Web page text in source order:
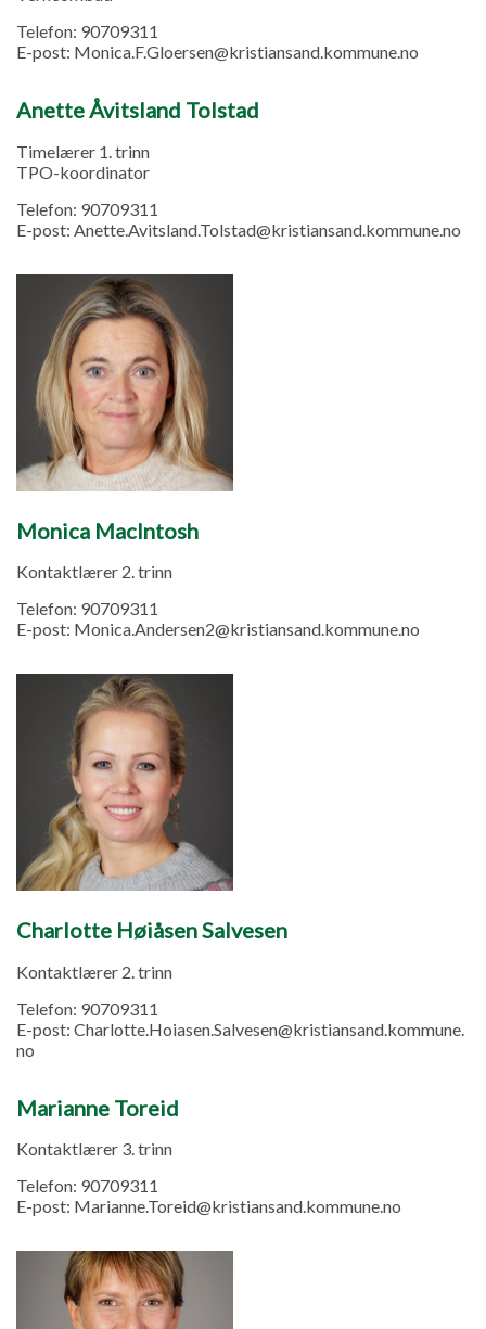
Telefon: 90709311
E-post: Monica.F.Gloersen@kristiansand.kommune.no
Anette Åvitsland Tolstad
Timelærer 1. trinn
TPO-koordinator
Telefon: 90709311
E-post: Anette.Avitsland.Tolstad@kristiansand.kommune.no
Monica MacIntosh
Kontaktlærer 2. trinn
Telefon: 90709311
E-post: Monica.Andersen2@kristiansand.kommune.no
Charlotte Høiåsen Salvesen
Kontaktlærer 2. trinn
Telefon: 90709311
E-post: Charlotte.Hoiasen.Salvesen@kristiansand.kommune.
no
Marianne Toreid
Kontaktlærer 3. trinn
Telefon: 90709311
E-post: Marianne.Toreid@kristiansand.kommune.no